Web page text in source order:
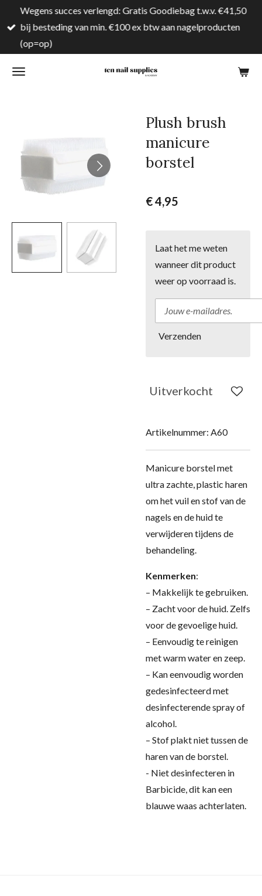
direct
naar
hoofdinhoud
Wegens succes verlengd: Gratis Goodiebag t.w.v. €41,50
bij besteding van min. €100 ex btw aan nagelproducten
(op=op)
Plush brush
manicure
borstel
€ 4,95
Laat het me weten
wanneer dit product
weer op voorraad is.
Verzenden
Uitverkocht
Artikelnummer: A60
Manicure borstel met
ultra zachte, plastic haren
om het vuil en stof van de
nagels en de huid te
verwijderen tijdens de
behandeling.
Kenmerken:
– Makkelijk te gebruiken.
– Zacht voor de huid. Zelfs
voor de gevoelige huid.
– Eenvoudig te reinigen
met warm water en zeep.
– Kan eenvoudig worden
gedesinfecteerd met
desinfecterende spray of
alcohol.
– Stof plakt niet tussen de
haren van de borstel.
- Niet desinfecteren in
Barbicide, dit kan een
blauwe waas achterlaten.